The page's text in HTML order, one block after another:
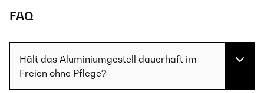
FAQ
Hält das Aluminiumgestell dauerhaft im
Freien ohne Pflege?